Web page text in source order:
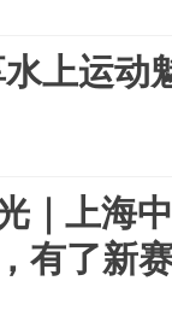
上运动
｜上海
有了新